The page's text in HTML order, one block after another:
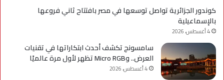
كوندور الجزائرية تواصل توسعها في مصر بافتتاح ثاني فروعها
بالإسماعيلية
4 أغسطس، 2026
سامسونج تكشف أحدث ابتكاراتها في تقنيات
العرض.. وMicro RGB تظهر لأول مرة عالميًا
4 أغسطس، 2026